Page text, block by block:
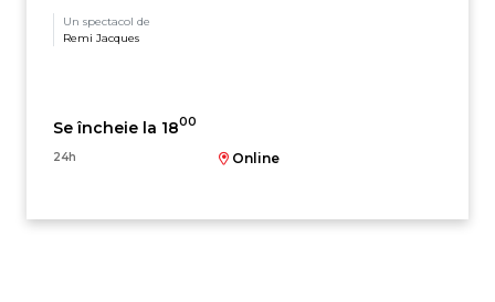
Un spectacol de
Remi Jacques
Se încheie la 1800
24h Online